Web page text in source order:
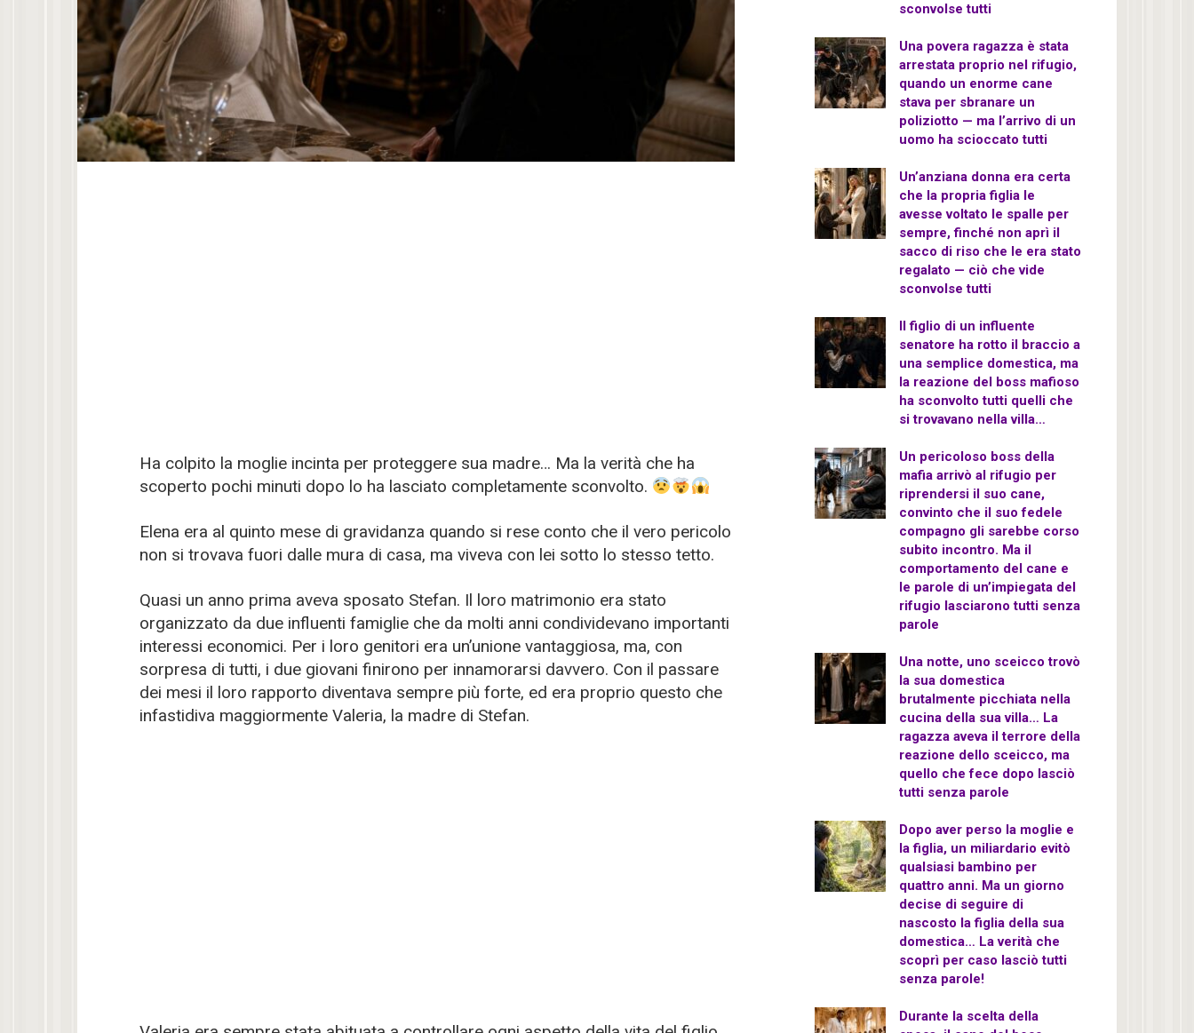
Ha colpito la moglie incinta per proteggere sua madre… Ma la verità che ha
scoperto pochi minuti dopo lo ha lasciato completamente sconvolto.
Elena era al quinto mese di gravidanza quando si rese conto che il vero pericolo
non si trovava fuori dalle mura di casa, ma viveva con lei sotto lo stesso tetto.
Quasi un anno prima aveva sposato Stefan. Il loro matrimonio era stato
organizzato da due influenti famiglie che da molti anni condividevano importanti
interessi economici. Per i loro genitori era un’unione vantaggiosa, ma, con
sorpresa di tutti, i due giovani finirono per innamorarsi davvero. Con il passare
dei mesi il loro rapporto diventava sempre più forte, ed era proprio questo che
infastidiva maggiormente Valeria, la madre di Stefan.
sconvolse tutti
Una povera ragazza è stata
arrestata proprio nel rifugio,
quando un enorme cane
stava per sbranare un
poliziotto — ma l’arrivo di un
uomo ha scioccato tutti
Un’anziana donna era certa
che la propria figlia le
avesse voltato le spalle per
sempre, finché non aprì il
sacco di riso che le era stato
regalato — ciò che vide
sconvolse tutti
Il figlio di un influente
senatore ha rotto il braccio a
una semplice domestica, ma
la reazione del boss mafioso
ha sconvolto tutti quelli che
si trovavano nella villa…
Un pericoloso boss della
mafia arrivò al rifugio per
riprendersi il suo cane,
convinto che il suo fedele
compagno gli sarebbe corso
subito incontro. Ma il
comportamento del cane e
le parole di un’impiegata del
rifugio lasciarono tutti senza
parole
Una notte, uno sceicco trovò
la sua domestica
brutalmente picchiata nella
cucina della sua villa… La
ragazza aveva il terrore della
reazione dello sceicco, ma
quello che fece dopo lasciò
tutti senza parole
Dopo aver perso la moglie e
la figlia, un miliardario evitò
qualsiasi bambino per
quattro anni. Ma un giorno
decise di seguire di
nascosto la figlia della sua
domestica… La verità che
scoprì per caso lasciò tutti
senza parole!
Durante la scelta della